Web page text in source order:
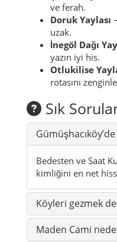
Keçiköy
ve kimliği
Aphaz-Çayırı
buluşma alanı;
Çökek Yaylası
ve ferah.
Doruk Yaylası
İnegöl Dağı
Otlukilise
rotasını
Sık
Bedesten ve Saat
kimliğini en net